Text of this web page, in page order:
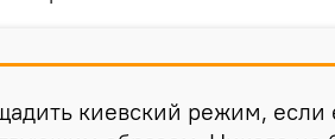
киевский режим, если